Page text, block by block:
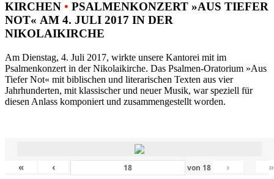
KIRCHEN • PSALMENKONZERT »AUS TIEFER
NOT« AM 4. JULI 2017 IN DER
NIKOLAIKIRCHE
Am Dienstag, 4. Juli 2017, wirkte unsere Kantorei mit im
Psalmenkonzert in der Nikolaikirche. Das Psalmen-Oratorium »Aus
Tiefer Not« mit biblischen und literarischen Texten aus vier
Jahrhunderten, mit klassischer und neuer Musik, war speziell für
diesen Anlass komponiert und zusammengestellt worden.
« ‹ von 18 › »